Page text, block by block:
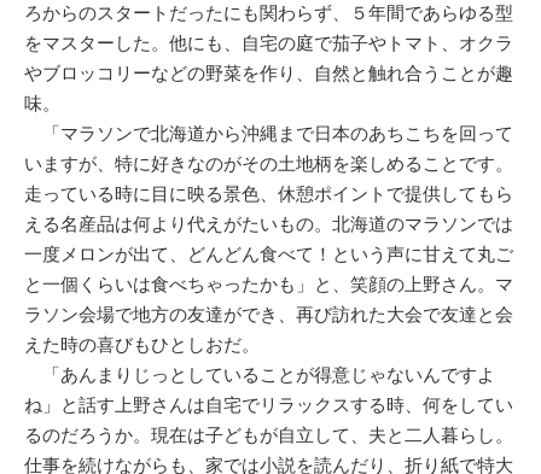
ろからのスタートだったにも関わらず、５年間であらゆる型
をマスターした。他にも、自宅の庭で茄子やトマト、オクラ
やブロッコリーなどの野菜を作り、自然と触れ合うことが趣
味。
「マラソンで北海道から沖縄まで日本のあちこちを回って
いますが、特に好きなのがその土地柄を楽しめることです。
走っている時に目に映る景色、休憩ポイントで提供してもら
える名産品は何より代えがたいもの。北海道のマラソンでは
一度メロンが出て、どんどん食べて！という声に甘えて丸ご
と一個くらいは食べちゃったかも」と、笑顔の上野さん。マ
ラソン会場で地方の友達ができ、再び訪れた大会で友達と会
えた時の喜びもひとしおだ。
「あんまりじっとしていることが得意じゃないんですよ
ね」と話す上野さんは自宅でリラックスする時、何をしてい
るのだろうか。現在は子どもが自立して、夫と二人暮らし。
仕事を続けながらも、家では小説を読んだり、折り紙で特大